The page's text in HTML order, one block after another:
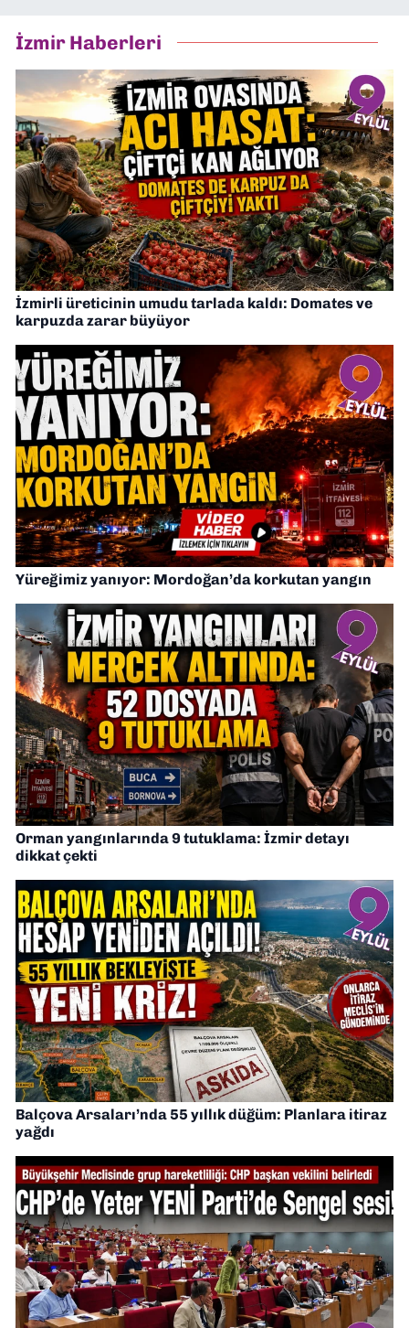
İzmir Haberleri
İzmirli üreticinin umudu tarlada kaldı: Domates ve
karpuzda zarar büyüyor
Yüreğimiz yanıyor: Mordoğan’da korkutan yangın
Orman yangınlarında 9 tutuklama: İzmir detayı
dikkat çekti
Balçova Arsaları’nda 55 yıllık düğüm: Planlara itiraz
yağdı